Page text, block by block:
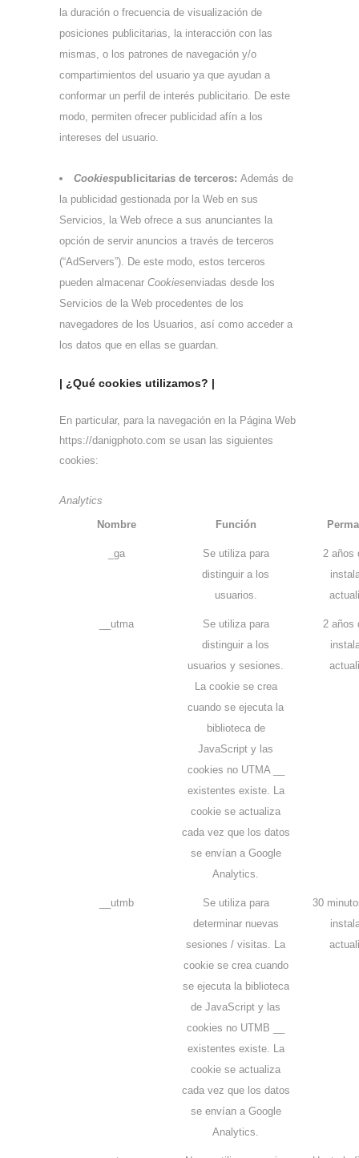
la duración o frecuencia de visualización de
posiciones publicitarias, la interacción con las
mismas, o los patrones de navegación y/o
compartimientos del usuario ya que ayudan a
conformar un perfil de interés publicitario. De este
modo, permiten ofrecer publicidad afín a los
intereses del usuario.
Cookiespublicitarias de terceros: Además de
la publicidad gestionada por la Web en sus
Servicios, la Web ofrece a sus anunciantes la
opción de servir anuncios a través de terceros
(“AdServers”). De este modo, estos terceros
pueden almacenar Cookiesenviadas desde los
Servicios de la Web procedentes de los
navegadores de los Usuarios, así como acceder a
los datos que en ellas se guardan.
| ¿Qué cookies utilizamos? |
En particular, para la navegación en la Página Web
https://danigphoto.com se usan las siguientes
cookies:
Analytics
Nombre
Función
_ga
Se utiliza para
distinguir a los
usuarios.
2 años
__utma
Se utiliza para
distinguir a los
usuarios y sesiones.
La cookie se crea
cuando se ejecuta la
biblioteca de
JavaScript y las
cookies no UTMA __
existentes existe. La
cookie se actualiza
cada vez que los datos
se envían a Google
Analytics.
2 años
__utmb
Se utiliza para
determinar nuevas
sesiones / visitas. La
cookie se crea cuando
se ejecuta la biblioteca
de JavaScript y las
cookies no UTMB __
existentes existe. La
cookie se actualiza
cada vez que los datos
se envían a Google
Analytics.
30